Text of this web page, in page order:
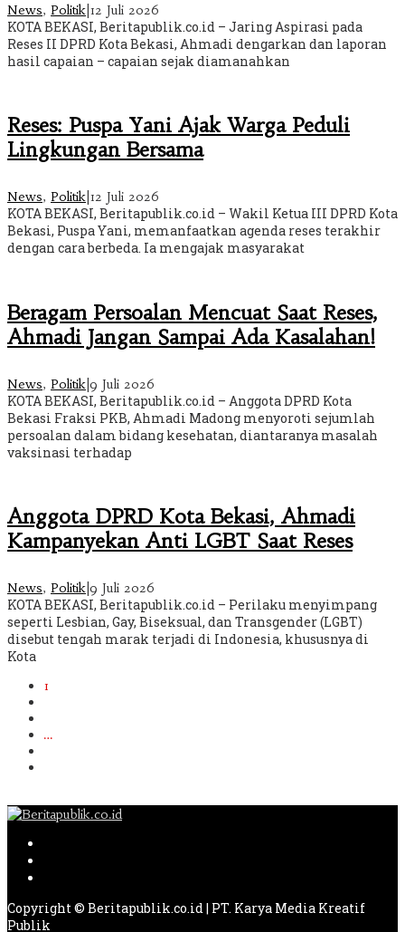
News, Politik 12 Juli 2026
KOTA BEKASI, Beritapublik.co.id – Jaring Aspirasi pada
Reses II DPRD Kota Bekasi, Ahmadi dengarkan dan laporan
hasil capaian – capaian sejak diamanahkan
Reses: Puspa Yani Ajak Warga Peduli
Lingkungan Bersama
News, Politik 12 Juli 2026
KOTA BEKASI, Beritapublik.co.id – Wakil Ketua III DPRD Kota
Bekasi, Puspa Yani, memanfaatkan agenda reses terakhir
dengan cara berbeda. Ia mengajak masyarakat
Beragam Persoalan Mencuat Saat Reses,
Ahmadi Jangan Sampai Ada Kasalahan!
News, Politik 9 Juli 2026
KOTA BEKASI, Beritapublik.co.id – Anggota DPRD Kota
Bekasi Fraksi PKB, Ahmadi Madong menyoroti sejumlah
persoalan dalam bidang kesehatan, diantaranya masalah
vaksinasi terhadap
Anggota DPRD Kota Bekasi, Ahmadi
Kampanyekan Anti LGBT Saat Reses
News, Politik 9 Juli 2026
KOTA BEKASI, Beritapublik.co.id – Perilaku menyimpang
seperti Lesbian, Gay, Biseksual, dan Transgender (LGBT)
disebut tengah marak terjadi di Indonesia, khususnya di
Kota
1
…
Copyright © Beritapublik.co.id | PT. Karya Media Kreatif
Publik